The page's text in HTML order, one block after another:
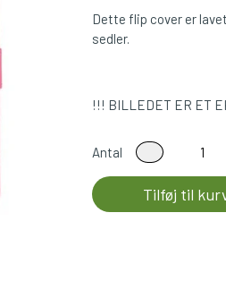
Dette flip cover er
sedler.
!!! BILLEDET ER ET
Antal
Tilføj til